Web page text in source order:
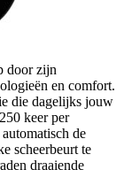
door zijn
en comfort.
die dagelijks jouw
keer per
de
scheerbeurt te
draaiende